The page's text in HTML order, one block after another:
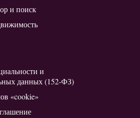
и поиск
и
данных (152-ФЗ)
«cookie»